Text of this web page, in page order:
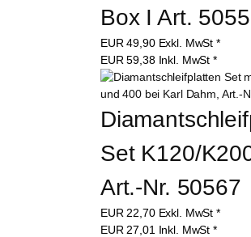
Box I Art.
EUR49,90 Exkl. MwSt *
EUR59,38 Inkl. MwSt *
Set K120/
Art.-Nr. 50567
EUR 22,70 Exkl. MwSt *
EUR 27,01 Inkl. MwSt *